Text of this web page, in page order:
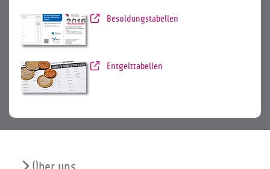
Besoldungstabellen
Entgelttabellen